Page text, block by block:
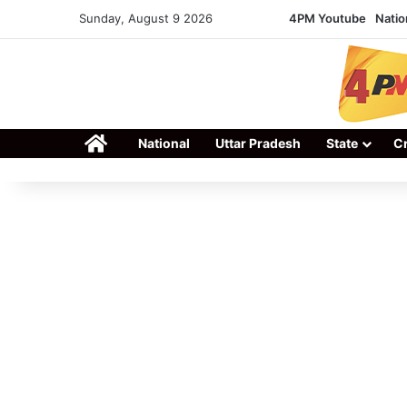
Sunday, August 9 2026 4PM Youtube
HomeNational Uttar Pradesh State